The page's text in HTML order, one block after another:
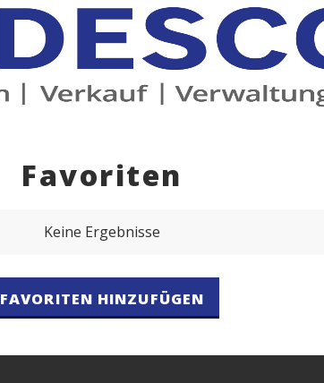
Favoriten
Keine Ergebnisse
FAVORITEN HINZUFÜGEN